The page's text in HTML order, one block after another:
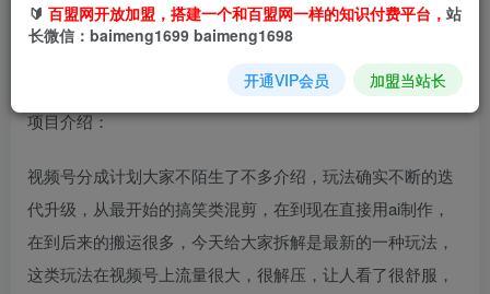
项目介绍：
视频号分成计划大家不陌生了不多介绍，玩法确实不断的迭
代升级，从最开始的搞笑类混剪，在到现在直接用ai制作，
在到后来的搬运很多，今天给大家拆解是最新的一种玩法，
这类玩法在视频号上流量很大，很解压，让人看了很舒服，
🔰 百盟网开放加盟，搭建一个和百盟网一样的知识付费平台， 站
长微信：baimeng1699 baimeng1698
开通VIP会员 加盟当站长